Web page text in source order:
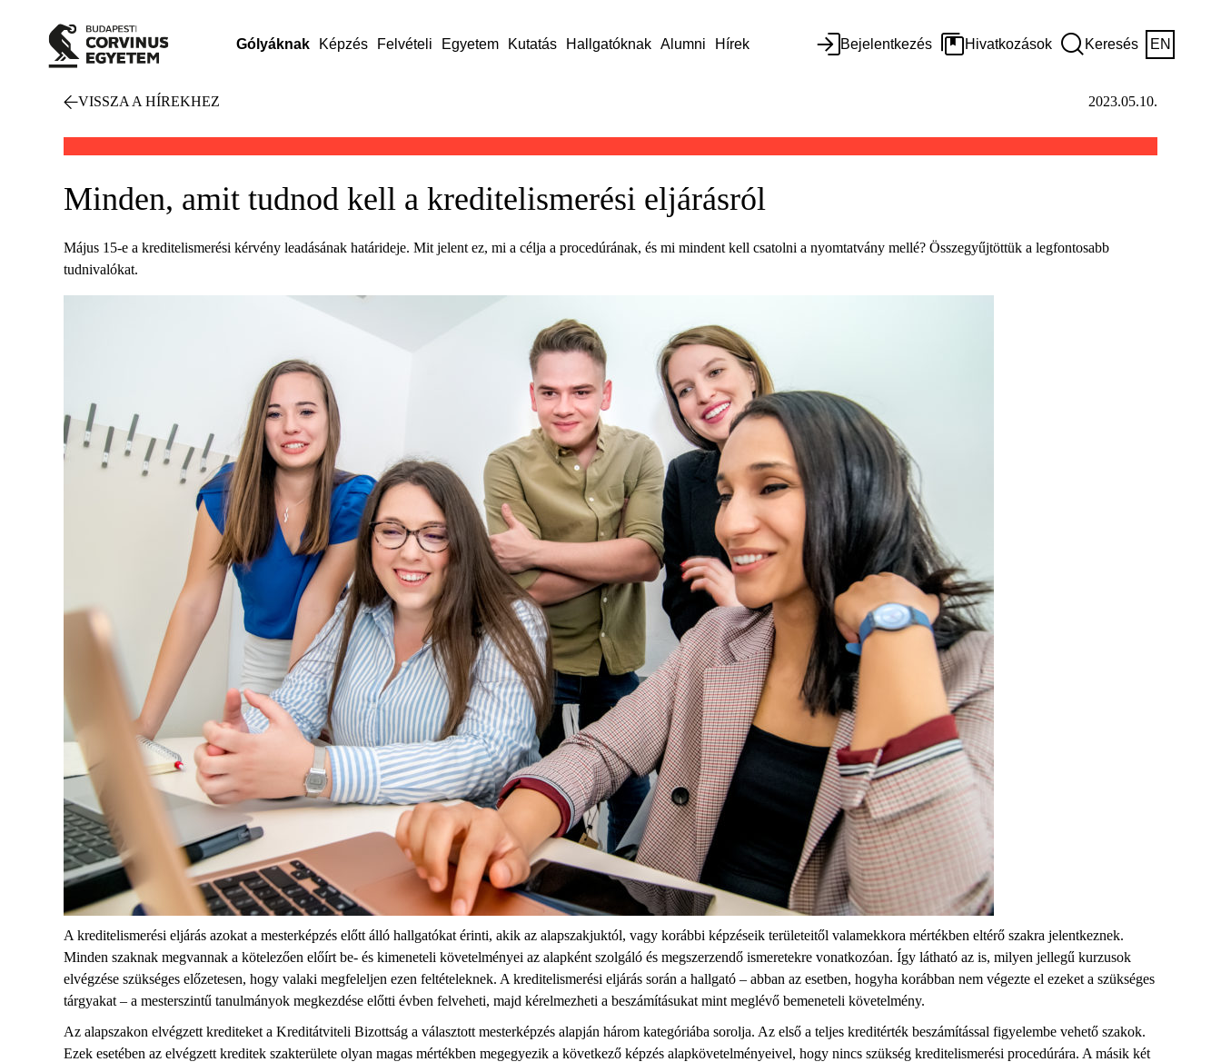
Gólyáknak Képzés Felvételi Egyetem Kutatás Hallgatóknak Alumni Hírek Bejelentkezés Hivatkozások Keresés EN
VISSZA A HÍREKHEZ 2023.05.10.
Minden, amit tudnod kell a kreditelismerési eljárásról
Május 15-e a kreditelismerési kérvény leadásának határideje. Mit jelent ez, mi a célja a procedúrának, és mi mindent kell csatolni a nyomtatvány mellé? Összegyűjtöttük a legfontosabb
tudnivalókat.
A kreditelismerési eljárás azokat a mesterképzés előtt álló hallgatókat érinti, akik az alapszakjuktól, vagy korábbi képzéseik területeitől valamekkora mértékben eltérő szakra jelentkeznek.
Minden szaknak megvannak a kötelezően előírt be- és kimeneteli követelményei az alapként szolgáló és megszerzendő ismeretekre vonatkozóan. Így látható az is, milyen jellegű kurzusok
elvégzése szükséges előzetesen, hogy valaki megfeleljen ezen feltételeknek. A kreditelismerési eljárás során a hallgató – abban az esetben, hogyha korábban nem végezte el ezeket a szükséges
tárgyakat – a mesterszintű tanulmányok megkezdése előtti évben felveheti, majd kérelmezheti a beszámításukat mint meglévő bemeneteli követelmény.
Az alapszakon elvégzett krediteket a Kreditátviteli Bizottság a választott mesterképzés alapján három kategóriába sorolja. Az első a teljes kreditérték beszámítással figyelembe vehető szakok.
Ezek esetében az elvégzett kreditek szakterülete olyan magas mértékben megegyezik a következő képzés alapkövetelményeivel, hogy nincs szükség kreditelismerési procedúrára. A másik két